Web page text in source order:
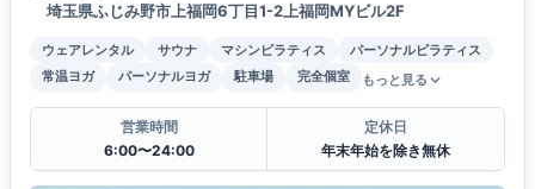
埼玉県ふじみ野市上福岡6丁目1-2上福岡MYビル2F
ウェアレンタル サウナ マシンピラティス
パーソナルピラティス
常温ヨガ
パーソナルヨガ 駐車場 完全個室 もっと見る
営業時間
6:00〜24:00
定休日
年末年始を除き無休